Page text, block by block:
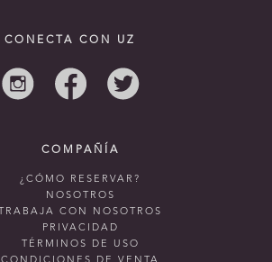
CONECTA CON UZ
COMPAÑÍA
¿CÓMO RESERVAR?
NOSOTROS
TRABAJA CON NOSOTROS
PRIVACIDAD
TÉRMINOS DE USO